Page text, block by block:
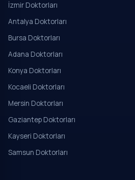
İzmir Doktorları
Antalya Doktorları
Bursa Doktorları
Adana Doktorları
Konya Doktorları
Kocaeli Doktorları
Mersin Doktorları
Gaziantep Doktorları
Kayseri Doktorları
Samsun Doktorları